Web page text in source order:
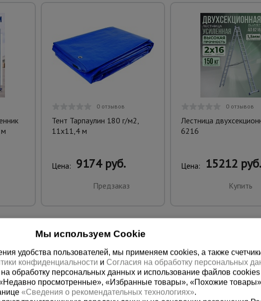
0 отзывов
Тент Тарпаулин 180 г/м2,
11х11,4 м
Цена: 9174 руб.
Предзаказ
0 отзывов
Лестница
6216
Цена: 15212 руб.
Купить
Мы используем Cookie
удобства пользователей, мы применяем cookies, а также
конфиденциальности и Согласия на обработку персональных
обработку персональных данных и использование файлов cookies
просмотренные», «Избранные товары», «Похожие
«Сведения о рекомендательных технологиях».